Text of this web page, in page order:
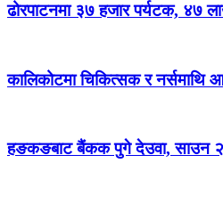
ढोरपाटनमा ३७ हजार पर्यटक, ४७
कालिकोटमा चिकित्सक र नर्समाथि
हङकङबाट बैंकक पुगे देउवा, साउन